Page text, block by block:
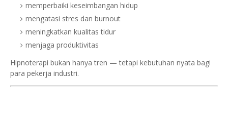
memperbaiki keseimbangan hidup
mengatasi stres dan burnout
meningkatkan kualitas tidur
menjaga produktivitas
Hipnoterapi bukan hanya tren — tetapi kebutuhan nyata bagi
para pekerja industri.